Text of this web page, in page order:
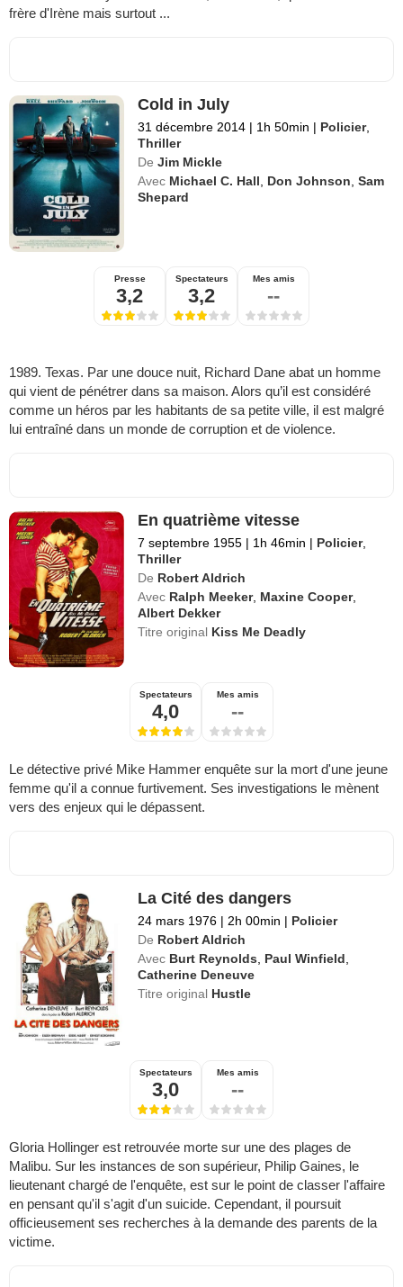
frère d'Irène mais surtout ...
Cold in July
31 décembre 2014 | 1h 50min | Policier,
Thriller
De Jim Mickle
Avec Michael C. Hall Don Johnson ,Sam
Shepard
Presse
3,2
Spectateurs
3,2
Mes amis
--
1989. Texas. Par une douce nuit, Richard Dane abat un homme
qui vient de pénétrer dans sa maison. Alors qu’il est considéré
comme un héros par les habitants de sa petite ville, il est malgré
lui entraîné dans un monde de corruption et de violence.
En quatrième vitesse
7 septembre 1955 | 1h 46min | Policier,
Thriller
De Robert Aldrich
Avec Ralph Meeker, Maxine Cooper,
Albert Dekker
Titre original Kiss Me Deadly
Spectateurs
4,0
Mes amis
--
Le détective privé Mike Hammer enquête sur la mort d'une jeune
femme qu'il a connue furtivement. Ses investigations le mènent
vers des enjeux qui le dépassent.
La Cité des dangers
24 mars 1976 | 2h 00min | Policier
De Robert Aldrich
Avec Burt Reynolds Paul Winfield
Catherine Deneuve
Titre original Hustle
Spectateurs
3,0
Mes amis
--
Gloria Hollinger est retrouvée morte sur une des plages de
Malibu. Sur les instances de son supérieur, Philip Gaines, le
lieutenant chargé de l'enquête, est sur le point de classer l'affaire
en pensant qu'il s'agit d'un suicide. Cependant, il poursuit
officieusement ses recherches à la demande des parents de la
victime.